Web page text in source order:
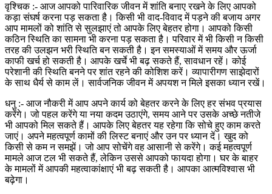
वृश्चिक :- आज आपको पारिवारिक जीवन में शांति बनाए रखने के लिए आपको
कड़ा संघर्ष करना पड़ सकता है। किसी भी वाद-विवाद में पड़ने की बजाय अगर
आप मामलों को शांति से सुलझाएं तो आपके लिए बेहतर होगा। आपको किसी
कठिन स्थिति का सामना भी करना पड़ सकता है। परिवार में भी किसी न किसी
तरह की उलझन भरी स्थिति बन सकती है। इन समस्याओं में समय और ऊर्जा
काफी खर्च हो सकती है। आपके खर्चे भी बढ़ सकते हैं, सावधान रहें। कोई
परेशानी की स्थिति बनने पर शांत रहने की कोशिश करें। व्यापारीगण साझेदारों
के साथ धैर्य से काम लें। सार्वजनिक जीवन में अपयश न मिले इसका ध्यान रखें।
धनु :- आज नौकरी में आप अपने कार्य को बेहतर करने के लिए हर संभव प्रयास
करेंगे। जो पहल करेंगे या नया कदम उठाएंगे, समय आने पर उसके अच्छे नतीजे
भी आपको मिल सकते हैं। आपके लिए बेहतर यह रहेगा कि सोचे हुए काम करते
जाएं। अपने महत्वपूर्ण कामों की लिस्ट बनाएं और उन पर ध्यान दें। खुद को
किसी से कम न समझें। जो आप सोचेंगे वह आसानी से करेंगे। कई महत्वपूर्ण
मामले आज टल भी सकते हैं, लेकिन उससे आपको फायदा होगा। घर के बाहर
के मामलों में आपकी महत्वाकांक्षाएं भी बढ़ सकती है। आपका आत्मविश्वास भी
बढ़ेगा।